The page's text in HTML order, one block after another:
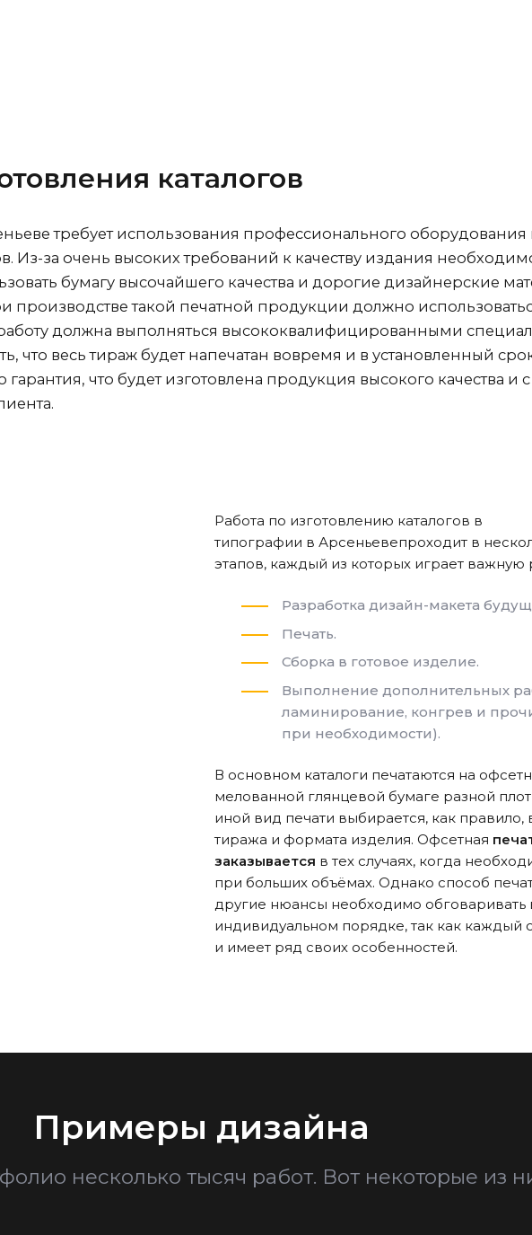
каталогов
требует использования профессионального оборудования
Из-за очень высоких требований к качеству издания
бумагу высочайшего качества и дорогие дизайнерские
такой печатной продукции должно
должна выполняться высококвалифицированными
что весь тираж будет напечатан вовремя и в установленный
гарантия, что будет изготовлена продукция высокого качества и
Работа по изготовлению каталогов в
типографии в Арсеньевепроходит в
этапов, каждый из которых играет важную
Разработка дизайн-макета
Печать.
Сборка в готовое изделие.
Выполнение дополнительных
ламинирование, конгрев и
при необходимости).
В основном каталоги печатаются на
мелованной глянцевой бумаге разной
иной вид печати выбирается, как правило,
тиража и формата изделия. Офсетная
заказывается в тех случаях, когда
при больших объёмах. Однако способ
другие нюансы необходимо обговаривать
индивидуальном порядке, так как каждый
и имеет ряд своих особенностей.
Примеры дизайна
несколько тысяч работ. Вот некоторые из